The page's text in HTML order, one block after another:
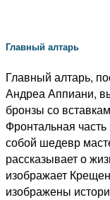
Главный алтарь
Главный алтарь,
Андреа Аппиани,
бронзы со
Фронтальная
собой шедевр
рассказывает о
изображает
изображены